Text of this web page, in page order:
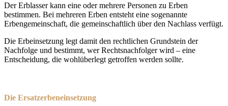
Der Erblasser kann eine oder mehrere Personen zu Erben
bestimmen. Bei mehreren Erben entsteht eine sogenannte
Erbengemeinschaft, die gemeinschaftlich über den Nachlass verfügt.
Die Erbeinsetzung legt damit den rechtlichen Grundstein der
Nachfolge und bestimmt, wer Rechtsnachfolger wird – eine
Entscheidung, die wohlüberlegt getroffen werden sollte.
Die Ersatzerbeneinsetzung